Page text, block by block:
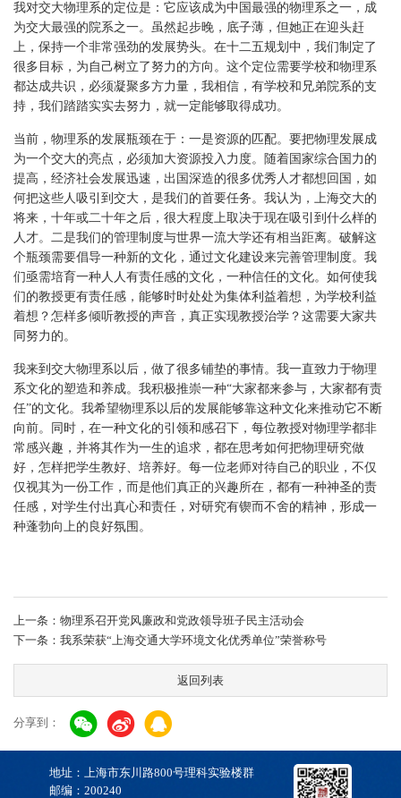
我对交大物理系的定位是：它应该成为中国最强的物理系之一，成
为交大最强的院系之一。虽然起步晚，底子薄，但她正在迎头赶
上，保持一个非常强劲的发展势头。在十二五规划中，我们制定了
很多目标，为自己树立了努力的方向。这个定位需要学校和物理系
都达成共识，必须凝聚多方力量，我相信，有学校和兄弟院系的支
持，我们踏踏实实去努力，就一定能够取得成功。
当前，物理系的发展瓶颈在于：一是资源的匹配。要把物理发展成
为一个交大的亮点，必须加大资源投入力度。随着国家综合国力的
提高，经济社会发展迅速，出国深造的很多优秀人才都想回国，如
何把这些人吸引到交大，是我们的首要任务。我认为，上海交大的
将来，十年或二十年之后，很大程度上取决于现在吸引到什么样的
人才。二是我们的管理制度与世界一流大学还有相当距离。破解这
个瓶颈需要倡导一种新的文化，通过文化建设来完善管理制度。我
们亟需培育一种人人有责任感的文化，一种信任的文化。如何使我
们的教授更有责任感，能够时时处处为集体利益着想，为学校利益
着想？怎样多倾听教授的声音，真正实现教授治学？这需要大家共
同努力的。
我来到交大物理系以后，做了很多铺垫的事情。我一直致力于物理
系文化的塑造和养成。我积极推崇一种“大家都来参与，大家都有责
任”的文化。我希望物理系以后的发展能够靠这种文化来推动它不断
向前。同时，在一种文化的引领和感召下，每位教授对物理学都非
常感兴趣，并将其作为一生的追求，都在思考如何把物理研究做
好，怎样把学生教好、培养好。每一位老师对待自己的职业，不仅
仅视其为一份工作，而是他们真正的兴趣所在，都有一种神圣的责
任感，对学生付出真心和责任，对研究有锲而不舍的精神，形成一
种蓬勃向上的良好氛围。
上一条：物理系召开党风廉政和党政领导班子民主活动会
下一条：我系荣获“上海交通大学环境文化优秀单位”荣誉称号
返回列表
分享到：
地址：上海市东川路800号理科实验楼群
邮编：200240